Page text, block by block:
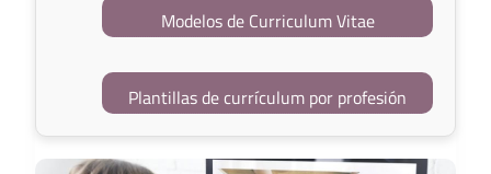
Modelos de Curriculum Vitae
Plantillas de currículum por profesión